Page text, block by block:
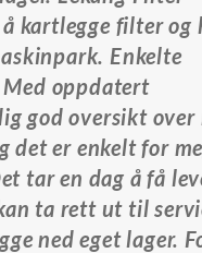
kartlegge filter og
Enkelte
Med oppdatert
god oversikt over
det er enkelt for
tar en dag å få
ta rett ut til
ned eget lager.